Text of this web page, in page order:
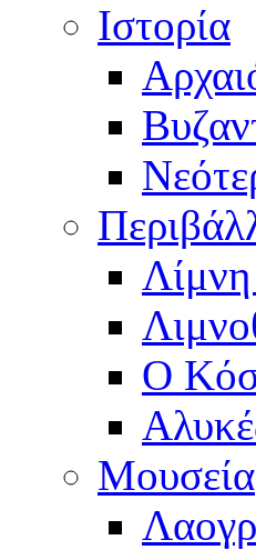
Ιστορία
Ο
Μουσεία